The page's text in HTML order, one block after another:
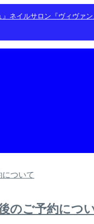
ネイルサロン『ヴィヴァ
のご予約につ